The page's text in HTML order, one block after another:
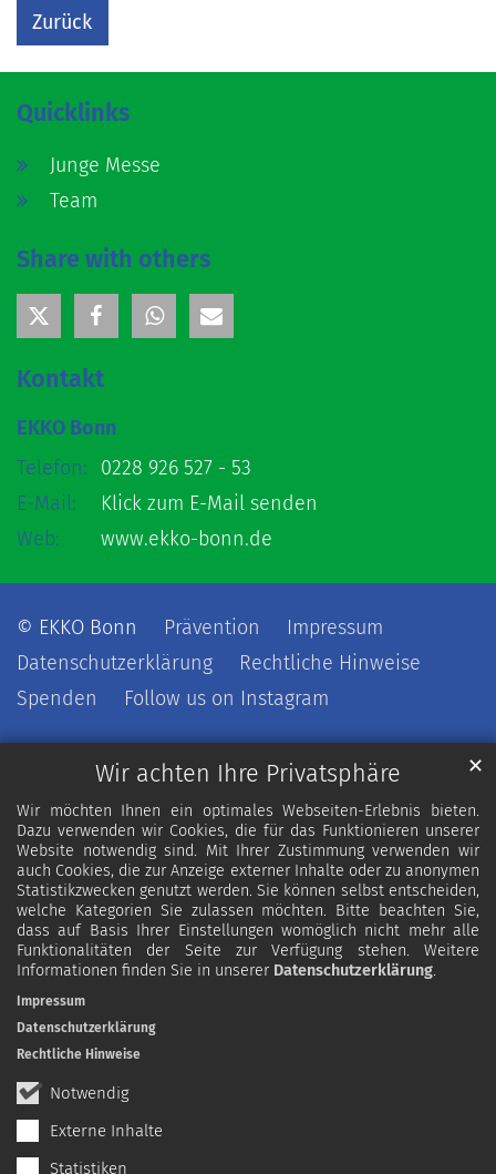
Wir achten Ihre Privatsphäre
Wir möchten Ihnen ein optimales Webseiten-Erlebnis bieten.
Dazu verwenden wir Cookies, die für das Funktionieren unserer
Website notwendig sind. Mit Ihrer Zustimmung verwenden wir
auch Cookies, die zur Anzeige externer Inhalte oder zu anonymen
Statistikzwecken genutzt werden. Sie können selbst entscheiden,
welche Kategorien Sie zulassen möchten. Bitte beachten Sie,
dass auf Basis Ihrer Einstellungen womöglich nicht mehr alle
Funktionalitäten der Seite zur Verfügung stehen. Weitere
Informationen finden Sie in unserer Datenschutzerklärung.
Notwendig
Externe Inhalte
Statistiken
✕
Impressum
Datenschutzerklärung
Rechtliche Hinweise
Zurück
Quicklinks
Junge Messe
Team
Share with others
Kontakt
EKKO Bonn
Telefon:
0228 926 527 - 53
E-Mail:
Klick zum E-Mail senden
Web:
www.ekko-bonn.de
© EKKO Bonn Prävention
Impressum
Datenschutzerklärung
Rechtliche Hinweise
Spenden
Follow us on Instagram